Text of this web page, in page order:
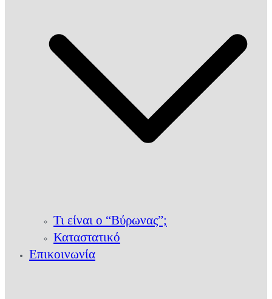
Τι είναι ο “Βύρωνας”;
Καταστατικό
Επικοινωνία